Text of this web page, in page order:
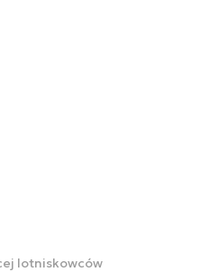
lotniskowców